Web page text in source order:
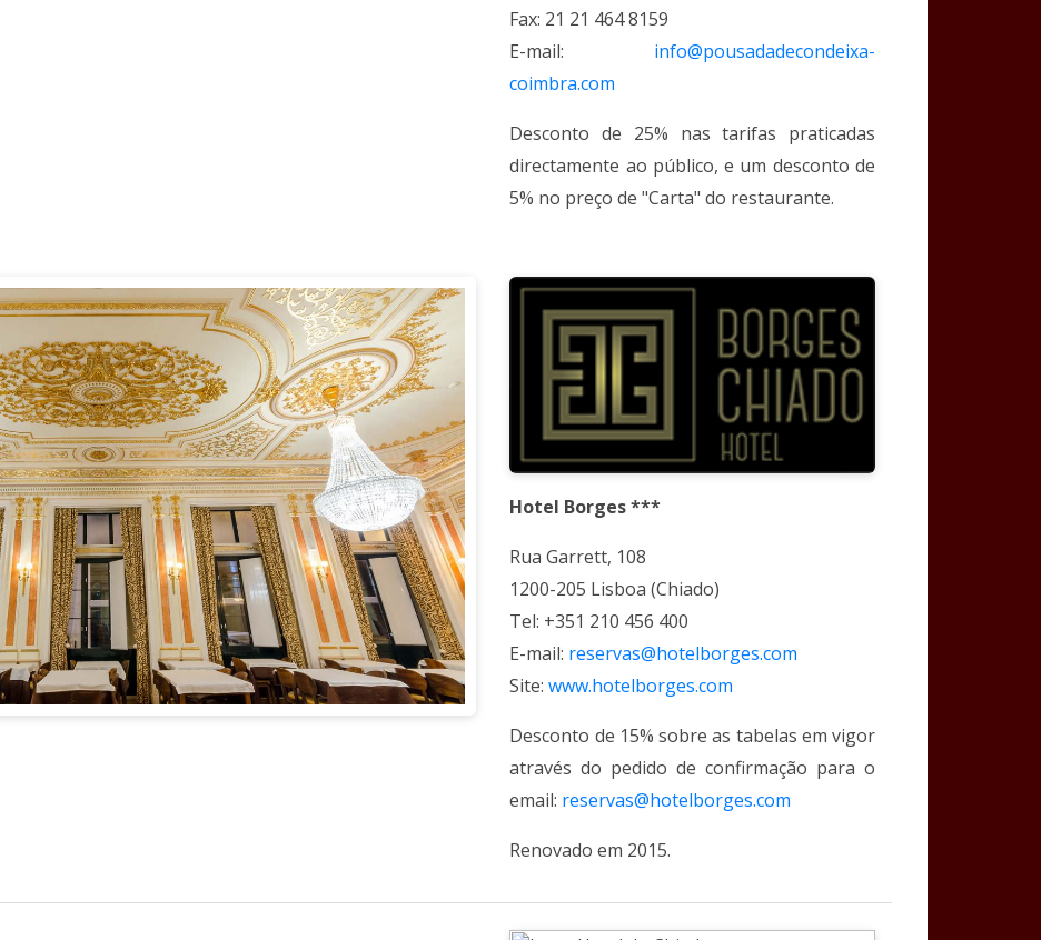
Fax: 21 21 464 8159
E-mail: info@pousadadecondeixa-
coimbra.com
Desconto de 25% nas tarifas praticadas
directamente ao público, e um desconto de
5% no preço de "Carta" do restaurante.
Hotel Borges ***
Rua Garrett, 108
1200-205 Lisboa (Chiado)
Tel: +351 210 456 400
E-mail: reservas@hotelborges.com
Site:www.hotelborges.com
Desconto de 15% sobre as tabelas em vigor
através do pedido de confirmação para o
email: reservas@hotelborges.com
Renovado em 2015.